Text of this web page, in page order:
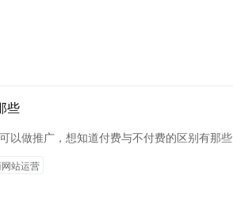
些
以做推广，想知道付费与不付费的区别有那些
站运营